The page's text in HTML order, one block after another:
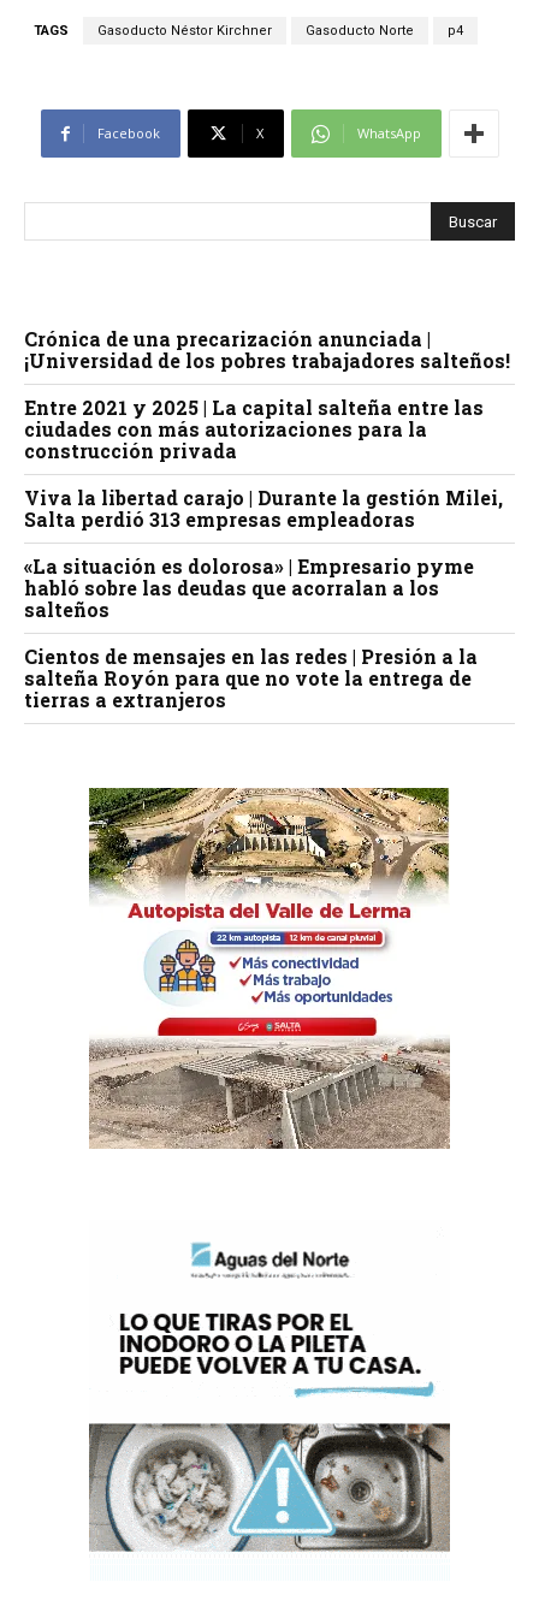
TAGS Gasoducto Néstor Kirchner Gasoducto Norte p4
Facebook X WhatsApp
Crónica de una precarización anunciada |
¡Universidad de los pobres trabajadores salteños!
Entre 2021 y 2025 | La capital salteña entre las
ciudades con más autorizaciones para la
construcción privada
Viva la libertad carajo | Durante la gestión Milei,
Salta perdió 313 empresas empleadoras
«La situación es dolorosa» | Empresario pyme
habló sobre las deudas que acorralan a los
salteños
Cientos de mensajes en las redes | Presión a la
salteña Royón para que no vote la entrega de
tierras a extranjeros